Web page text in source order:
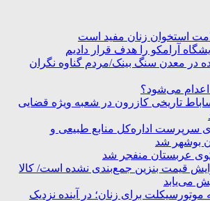
استخوان زنان مفید است
آرامکو را هدف قرار دادیم
در معدن سنگ بینک/مردم گناوه نگران
اعدام می‌شود؟
تاریخی کازرون در شعبه ویژه قضایی
سرپرست اداره‌کل منابع طبیعی و
بوشهر شد
عربستان منفجر شد
قیمت بنزین جمع‌بندی نشده است/ کالا
می‌یابد
موتورسیکلت برای زنان؛ در آینده نزدیک